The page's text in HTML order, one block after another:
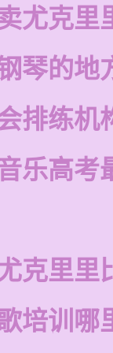
尤克里
琴的地
排练机
乐高考
克里里
培训哪